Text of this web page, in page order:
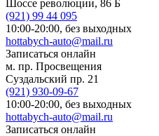
Шоссе революции, 86 Б
(921) 99 44 095
10:00-20:00, без выходных
hottabych-auto@mail.ru
Записаться онлайн
м. пр. Просвещения
Суздальский пр. 21
(921) 930-09-67
10:00-20:00, без выходных
hottabych-auto@mail.ru
Записаться онлайн